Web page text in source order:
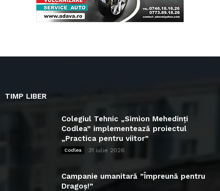
TIMP LIBER
Colegiul Tehnic „Simion Mehedinți
Codlea” implementează proiectul
„Practica pentru viitor”
Codlea 31 iulie 2026
Campanie umanitară ”Împreună pentru
Dragoș!”